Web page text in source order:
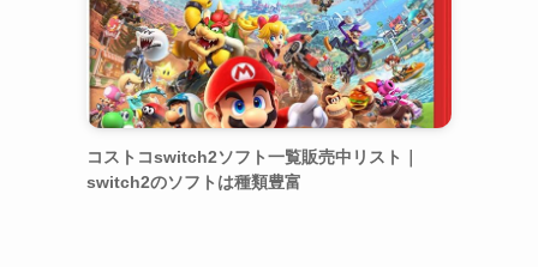
コストコswitch2ソフト一覧販売中リスト｜
switch2のソフトは種類豊富